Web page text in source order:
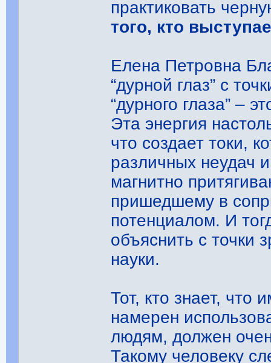
практиковать
того, кто
Елена Петровна
“дурной глаз” с
“дурного глаза” –
Эта энергия
что создает токи,
различных неудач
магнитно
пришедшему в
потенциалом. И
объяснить с точки
науки.
Тот, кто знает, что
намерен
людям, должен
Такому человеку